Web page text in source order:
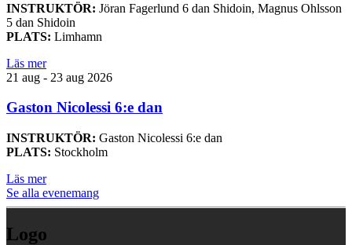
INSTRUKTÖR: Jöran Fagerlund 6 dan Shidoin, Magnus Ohlsson
5 dan Shidoin
PLATS: Limhamn
Läs mer
21 aug - 23 aug 2026
Gaston Nicolessi 6:e dan
INSTRUKTÖR: Gaston Nicolessi 6:e dan
PLATS: Stockholm
Läs mer
Se alla evenemang
Logo